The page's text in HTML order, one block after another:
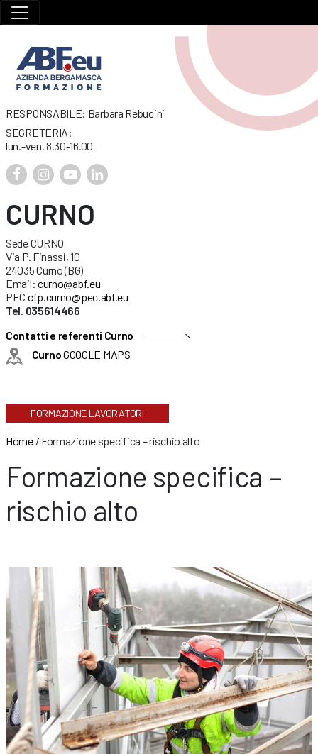
RESPONSABILE: Barbara Rebucini
SEGRETERIA:
lun.-ven. 8.30-16.00
CURNO
Sede CURNO
Via P. Finassi, 10
24035 Curno (BG)
Email: curno@abf.eu
PEC cfp.curno@pec.abf.eu
Tel. 035614466
Contatti e referenti Curno
CurnoGOOGLE MAPS
FORMAZIONE LAVORATORI
Home/ Formazione specifica – rischio alto
Formazione specifica –
rischio alto